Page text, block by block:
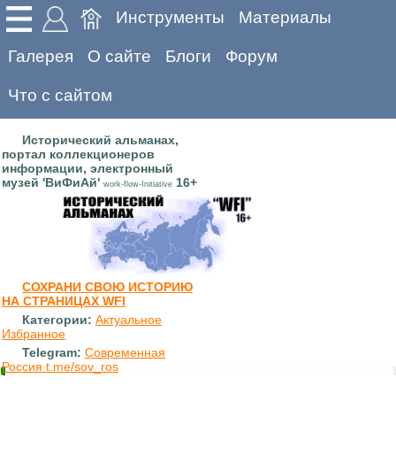
Инструменты Материалы
Галерея О сайте Блоги Форум
Что с сайтом
Исторический альманах,
портал коллекционеров
информации, электронный
музей 'ВиФиАй' work-flow-Initiative 16+
СОХРАНИ СВОЮ ИСТОРИЮ
НА СТРАНИЦАХ WFI
Категории: Актуальное
Избранное
Telegram: Современная
Россия t.me/sov_ros